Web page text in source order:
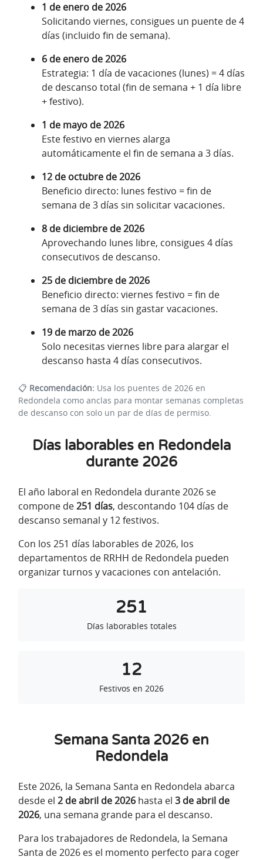
1 de enero de 2026
Solicitando viernes, consigues un puente de 4
días (incluido fin de semana).
6 de enero de 2026
Estrategia: 1 día de vacaciones (lunes) = 4 días
de descanso total (fin de semana + 1 día libre
+ festivo).
1 de mayo de 2026
Este festivo en viernes alarga
automáticamente el fin de semana a 3 días.
12 de octubre de 2026
Beneficio directo: lunes festivo = fin de
semana de 3 días sin solicitar vacaciones.
8 de diciembre de 2026
Aprovechando lunes libre, consigues 4 días
consecutivos de descanso.
25 de diciembre de 2026
Beneficio directo: viernes festivo = fin de
semana de 3 días sin gastar vacaciones.
19 de marzo de 2026
Solo necesitas viernes libre para alargar el
descanso hasta 4 días consecutivos.
📋 Recomendación: Usa los puentes de 2026 en
Redondela como anclas para montar semanas completas
de descanso con solo un par de días de permiso.
Días laborables en Redondela
durante 2026
El año laboral en Redondela durante 2026 se
compone de251 días, descontando 104 días de
descanso semanal y 12 festivos.
Con los 251 días laborables de 2026, los
departamentos de RRHH de Redondela pueden
organizar turnos y vacaciones con antelación.
251
Días laborables totales
12
Festivos en 2026
Semana Santa 2026 en
Redondela
Este 2026, la Semana Santa en Redondela abarca
desde el 2 de abril de 2026 hasta el 3 de abril de
2026, una semana grande para el descanso.
Para los trabajadores de Redondela, la Semana
Santa de 2026 es el momento perfecto para coger